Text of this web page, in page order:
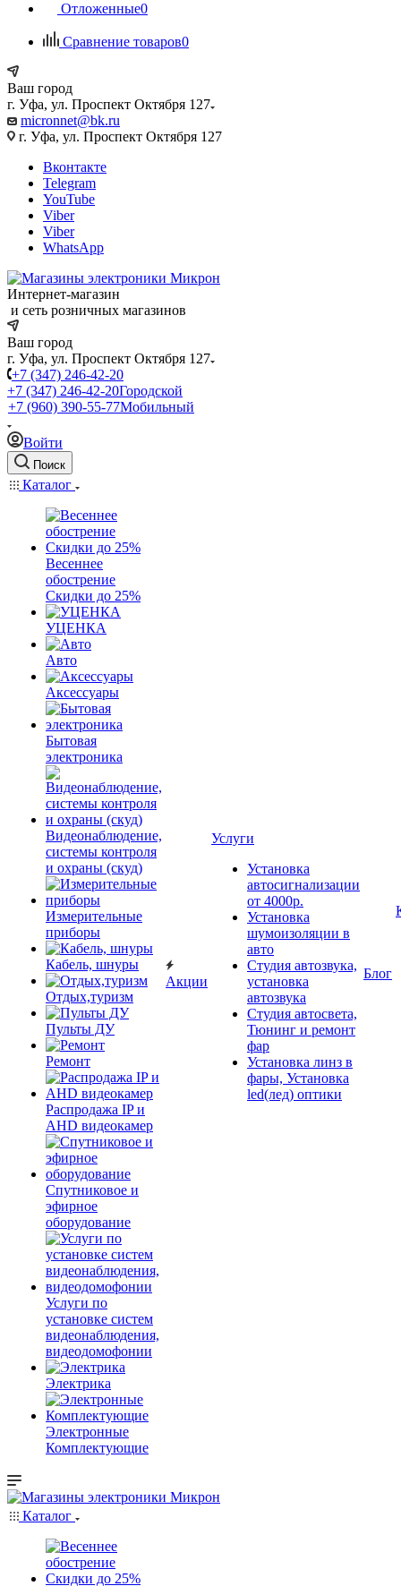
Отложенные0
Сравнение товаров0
Ваш город
г. Уфа, ул. Проспект Октября 127
micronnet@bk.ru
г. Уфа, ул. Проспект Октября 127
Вконтакте
Telegram
YouTube
Viber
Viber
WhatsApp
Интернет-магазин
и сеть розничных магазинов
Ваш город
г. Уфа, ул. Проспект Октября 127
+7 (347) 246-42-20
+7 (347) 246-42-20Городской
+7 (960) 390-55-77Мобильный
Войти
Поиск
Каталог
Весеннее
обострение
Скидки до 25%
УЦЕНКА
Авто
Аксессуары
Бытовая
электроника
Видеонаблюдение,
системы контроля
и охраны (скуд)
Измерительные
приборы
Кабель, шнуры
Отдых,туризм
Пульты ДУ
Ремонт
Распродажа IP и
AHD видеокамер
Спутниковое и
эфирное
оборудование
Услуги по
установке систем
видеонаблюдения,
видеодомофонии
Электрика
Электронные
Комплектующие
Акции
Услуги
Установка
автосигнализации
от 4000р.
Установка
шумоизоляции в
авто
Студия автозвука,
установка
автозвука
Студия автосвета,
Тюнинг и ремонт
фар
Установка линз в
фары, Установка
led(лед) оптики
Блог
Каталог